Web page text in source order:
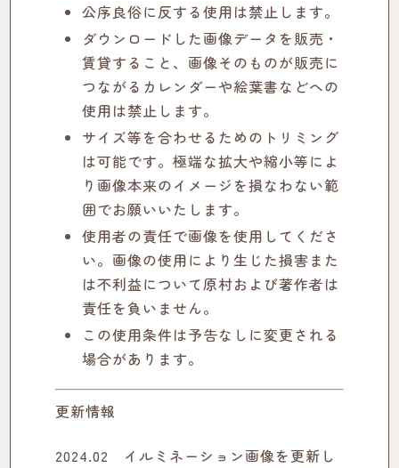
公序良俗に反する使用は禁止します。
ダウンロードした画像データを販売・
賃貸すること、画像そのものが販売に
つながるカレンダーや絵葉書などへの
使用は禁止します。
サイズ等を合わせるためのトリミング
は可能です。極端な拡大や縮小等によ
り画像本来のイメージを損なわない範
囲でお願いいたします。
使用者の責任で画像を使用してくださ
い。画像の使用により生じた損害また
は不利益について原村および著作者は
責任を負いません。
この使用条件は予告なしに変更される
場合があります。
更新情報
2024.02 イルミネーション画像を更新し